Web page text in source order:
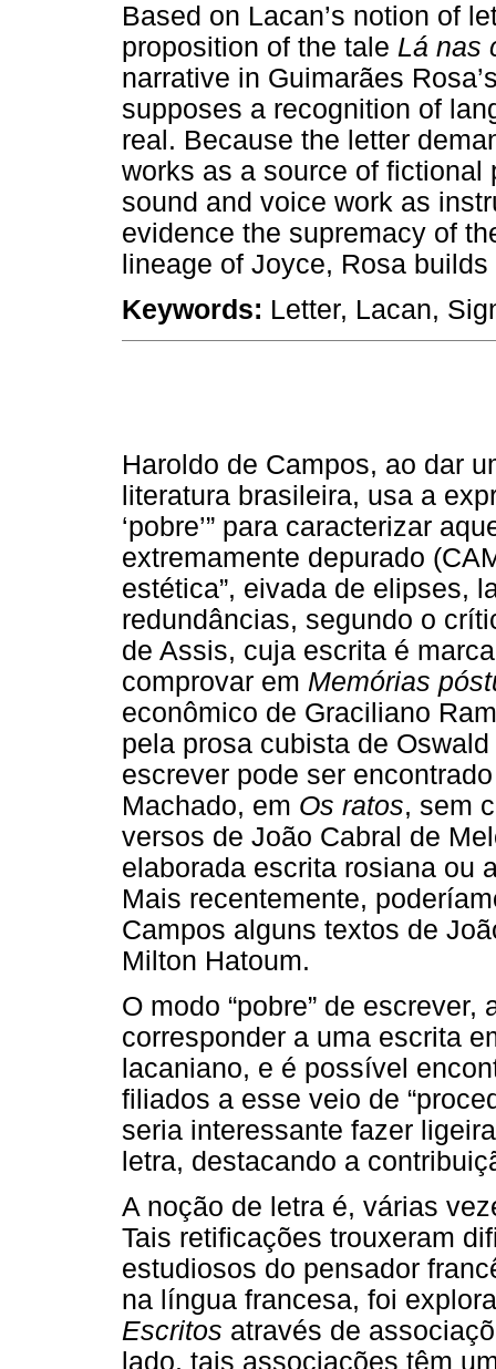
Based on Lacan’s notion of
proposition of the tale Lá nas
narrative in Guimarães
supposes a recognition of
real. Because the letter
works as a source of
sound and voice work as
evidence the supremacy of
lineage of Joyce, Rosa
Keywords: Letter, Lacan,
Haroldo de Campos, ao dar
literatura brasileira, usa a
‘pobre’” para caracterizar
extremamente depurado
estética”, eivada de elipses,
redundâncias, segundo o
de Assis, cuja escrita é
comprovar em Memórias
econômico de Graciliano
pela prosa cubista de
escrever pode ser
Machado, em Os ratos, sem
versos de João Cabral de
elaborada escrita rosiana ou
Mais recentemente,
Campos alguns textos de
Milton Hatoum.
O modo “pobre” de
corresponder a uma escrita
lacaniano, e é possível
filiados a esse veio de
seria interessante fazer
letra, destacando a
A noção de letra é, várias
Tais retificações trouxeram
estudiosos do pensador
na língua francesa, foi
Escritos através de
lado, tais associações têm